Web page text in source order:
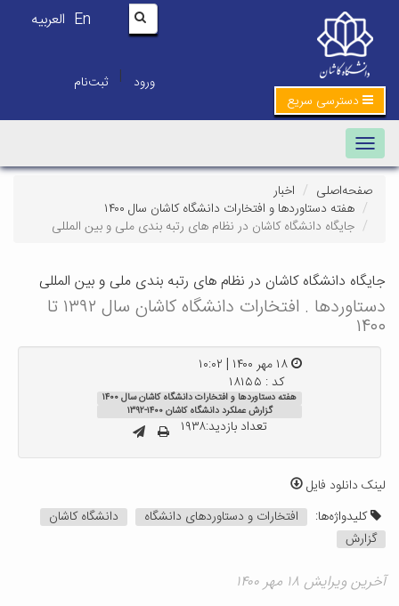
En العربیه
ورود | ثبت‌نام
دسترسی سریع
Toggle navigation
صفحه‌اصلی
اخبار
هفته دستاوردها و افتخارات دانشگاه کاشان سال ۱۴۰۰
جایگاه دانشگاه کاشان در نظام های رتبه بندی ملی و بین المللی
جایگاه دانشگاه کاشان در نظام های رتبه بندی ملی و بین المللی
دستاوردها . افتخارات دانشگاه کاشان سال ۱۳۹۲ تا
۱۴۰۰
۱۸ مهر ۱۴۰۰ | ۱۰:۰۲
کد : ۱۸۱۵۵
هفته دستاوردها و افتخارات دانشگاه کاشان سال ۱۴۰۰
گزارش عملکرد دانشگاه کاشان ۱۴۰۰-۱۳۹۲
تعداد بازدید:۱۹۳۸
لینک دانلود فایل
کلیدواژه‌ها:
افتخارات و دستاوردهای دانشگاه
دانشگاه کاشان
گزارش
آخرین ویرایش ۱۸ مهر ۱۴۰۰